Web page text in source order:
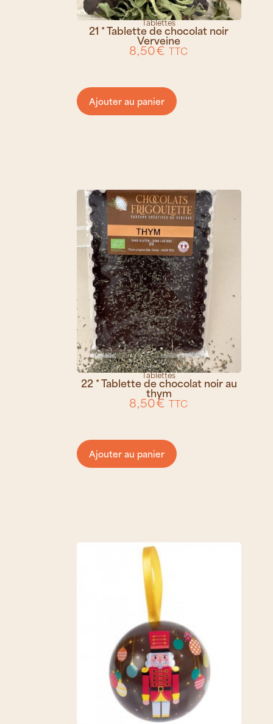
Tablettes
21 * Tablette de chocolat noir
Verveine
8,50€ TTC
Ajouter au panier
Tablettes
22 * Tablette de chocolat noir au
thym
8,50€ TTC
Ajouter au panier